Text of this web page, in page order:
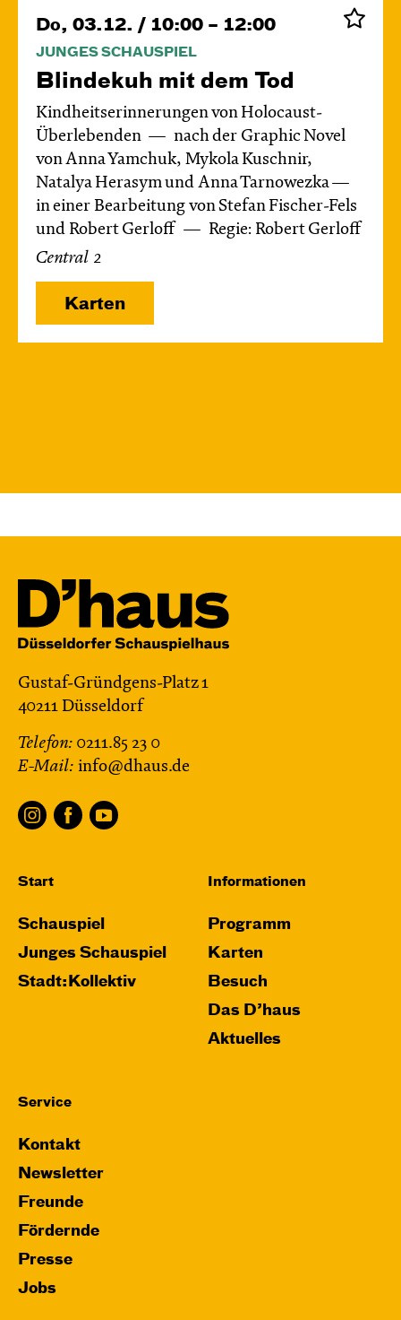
Do, 03.12. / 10:00 – 12:00
JUNGES SCHAUSPIEL
Blinde­kuh mit dem Tod
Kindheitserinnerungen von Holocaust-
Überlebenden
nach der Graphic Novel
von Anna Yamchuk, Mykola Kuschnir,
Natalya Herasym und Anna Tarnowezka —
in einer Bearbeitung von Stefan Fischer-Fels
und Robert Gerloff
Regie: Robert Gerloff
Central 2
Karten
Gustaf-Gründgens-Platz 1
40211 Düsseldorf
Telefon: 0211.85 23 0
E-Mail: info@dhaus.de
Start
Schauspiel
Junges Schauspiel
Stadt:Kollektiv
Informationen
Programm
Karten
Besuch
Das D’haus
Aktuelles
Service
Kontakt
Newsletter
Freunde
Fördernde
Presse
Jobs